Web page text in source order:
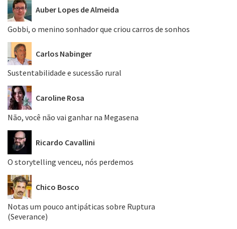
Auber Lopes de Almeida
Gobbi, o menino sonhador que criou carros de sonhos
Carlos Nabinger
Sustentabilidade e sucessão rural
Caroline Rosa
Não, você não vai ganhar na Megasena
Ricardo Cavallini
O storytelling venceu, nós perdemos
Chico Bosco
Notas um pouco antipáticas sobre Ruptura
(Severance)